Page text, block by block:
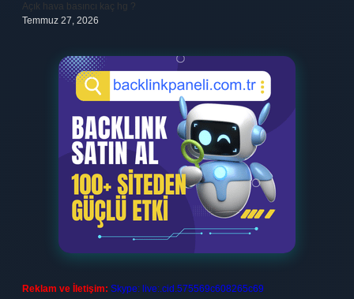
Açık hava basıncı kaç hg ?
Temmuz 27, 2026
Reklam ve İletişim: Skype: live:.cid.575569c608265c69